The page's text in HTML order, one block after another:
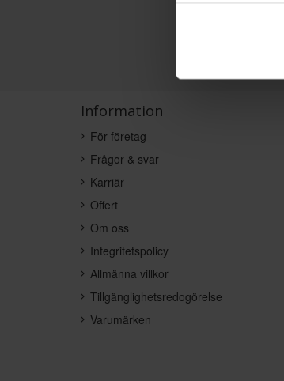
Information
För företag
Frågor & svar
Karriär
Offert
Om oss
Integritetspolicy
Allmänna villkor
Tillgänglighetsredogörelse
Varumärken